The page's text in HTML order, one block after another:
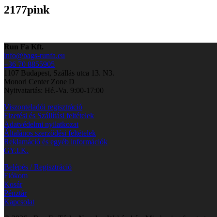
2177pink
Run Fa Kft.
info@bags-runfa.eu
+36 70 8855905
1107 Budapest, Szállás utca 13. N3.
Monori Center Zone D
Nyitvatartás: Hé.-Va. 9:00-17:00
Viszonteladói regisztráció
Fizetési és Szállítási feltételek
Adatvédelmi nyilatkozat
Általános szerződési feltételek
Reklamáció és egyéb információk
GY.I.K.
Belépés / Regisztráció
Fiókom
Kosár
Pénztár
Kapcsolat